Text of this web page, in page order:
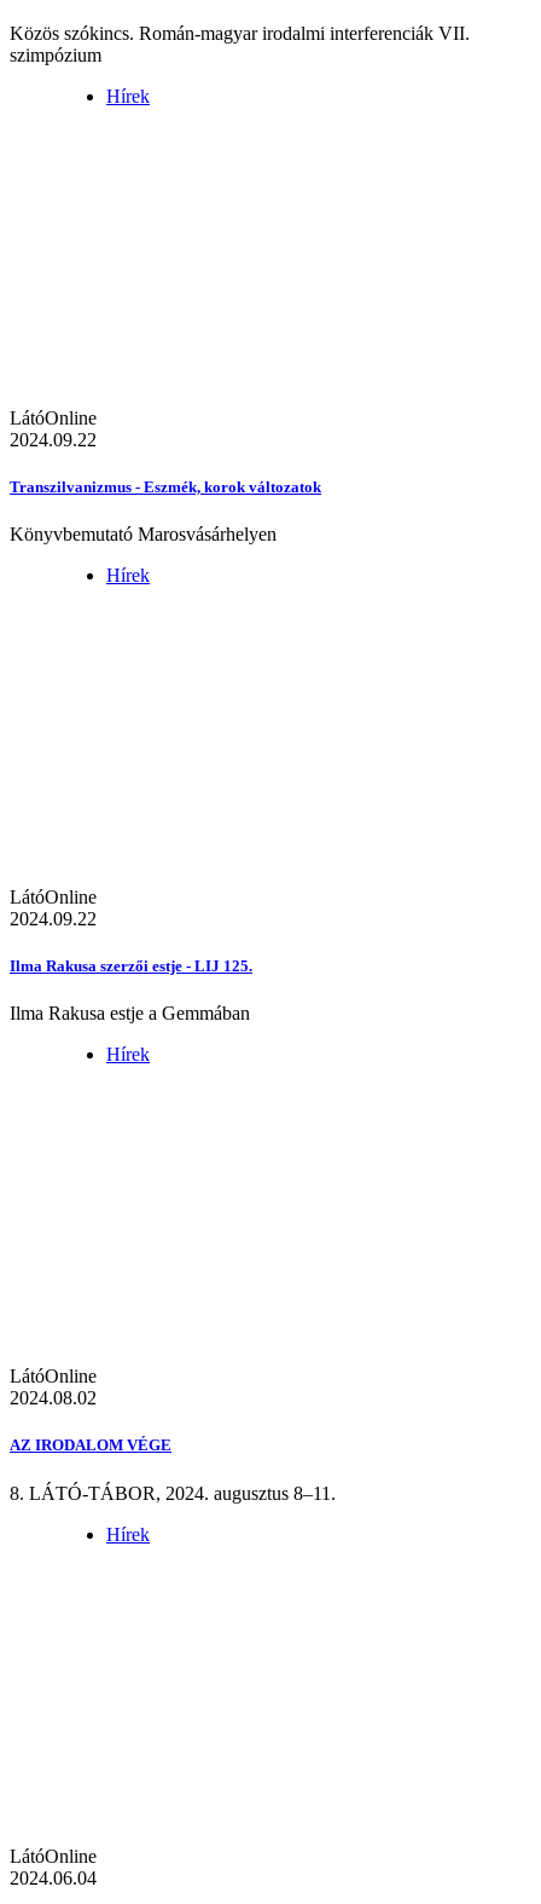
Közös szókincs. Román-magyar irodalmi interferenciák VII.
szimpózium
Hírek
LátóOnline
2024.09.22
Transzilvanizmus - Eszmék, korok változatok
Könyvbemutató Marosvásárhelyen
Hírek
LátóOnline
2024.09.22
Ilma Rakusa szerzői estje - LIJ 125.
Ilma Rakusa estje a Gemmában
Hírek
LátóOnline
2024.08.02
AZ IRODALOM VÉGE
8. LÁTÓ-TÁBOR, 2024. augusztus 8–11.
Hírek
LátóOnline
2024.06.04